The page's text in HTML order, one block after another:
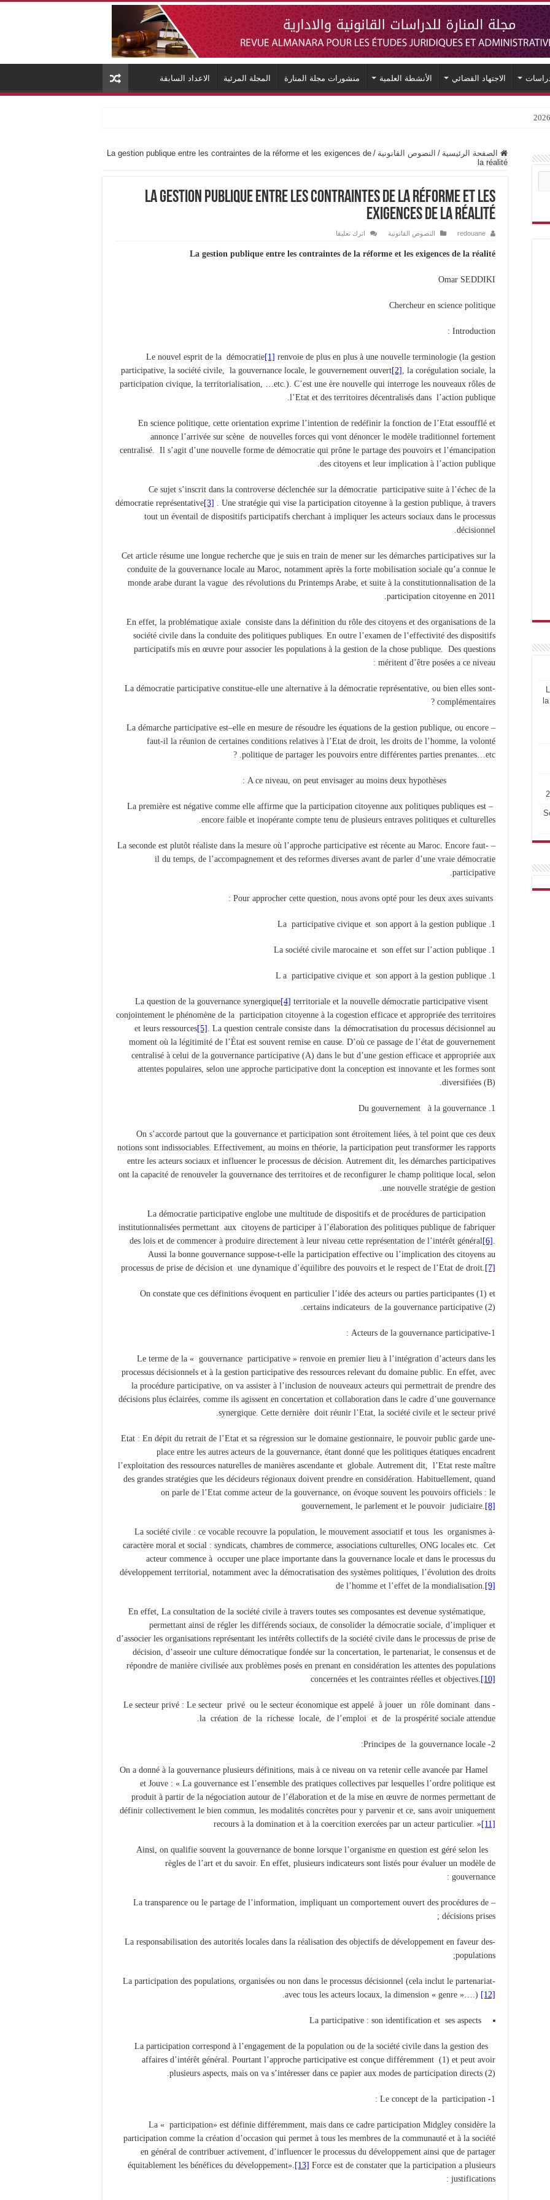
الاجتهاد القضائي الأنشطة العلمية منشورات مجلة المنارة المجلة المرئية الاعداد السابقة
الصفحة الرئيسية / النصوص القانونية /
La gestion publique entre les contraintes de la réforme et les exigences de
la réalité
La gestion publique entre les contraintes de la réforme et les
exigences de la réalité
redouane النصوص القانونية اترك تعليقا
La gestion publique entre les contraintes de la réforme et les exigences de la réalité
Omar SEDDIKI
Chercheur en science politique
Introduction :
Le nouvel esprit de la démocratie[1] renvoie de plus en plus à une nouvelle terminologie (la gestion
participative, la société civile, la gouvernance locale, le gouvernement ouvert[2]
, la corégulation sociale, la
participation civique, la territorialisation, …etc.). C’est une ère nouvelle qui interroge les nouveaux rôles de
l’Etat et des territoires décentralisés dans l’action publique.
En science politique, cette orientation exprime l’intention de redéfinir la fonction de l’Etat essoufflé et
annonce l’arrivée sur scène de nouvelles forces qui vont dénoncer le modèle traditionnel fortement
centralisé. Il s’agit d’une nouvelle forme de démocratie qui prône le partage des pouvoirs et l’émancipation
des citoyens et leur implication à l’action publique.
Ce sujet s’inscrit dans la controverse déclenchée sur la démocratie participative suite à l’échec de la
démocratie représentative[3]
. Une stratégie qui vise la participation citoyenne à la gestion publique, à travers
tout un éventail de dispositifs participatifs cherchant à impliquer les acteurs sociaux dans le processus
décisionnel.
Cet article résume une longue recherche que je suis en train de mener sur les démarches participatives sur la
conduite de la gouvernance locale au Maroc, notamment après la forte mobilisation sociale qu’a connue le
monde arabe durant la vague des révolutions du Printemps Arabe, et suite à la constitutionnalisation de la
participation citoyenne en 2011.
En effet, la problématique axiale consiste dans la définition du rôle des citoyens et des organisations de la
société civile dans la conduite des politiques publiques. En outre l’examen de l’effectivité des dispositifs
participatifs mis en œuvre pour associer les populations à la gestion de la chose publique. Des questions
méritent d’être posées a ce niveau :
-La démocratie participative constitue-elle une alternative à la démocratie représentative, ou bien elles sont
complémentaires ?
– La démarche participative est–elle en mesure de résoudre les équations de la gestion publique, ou encore
faut-il la réunion de certaines conditions relatives à l’Etat de droit, les droits de l’homme, la volonté
politique de partager les pouvoirs entre différentes parties prenantes…etc. ?
– La première est négative comme elle affirme que la participation citoyenne aux politiques publiques est
encore faible et inopérante compte tenu de plusieurs entraves politiques et culturelles.
– La seconde est plutôt réaliste dans la mesure où l’approche participative est récente au Maroc. Encore faut-
il du temps, de l’accompagnement et des reformes diverses avant de parler d’une vraie démocratie
participative.
La participative civique et son apport à la gestion publique
La société civile marocaine et son effet sur l’action publique
L a participative civique et son apport à la gestion publique
[4] territoriale et la nouvelle démocratie participative visent
conjointement le phénomène de la participation citoyenne à la cogestion efficace et appropriée des territoires
et leurs ressources[5]
. La question centrale consiste dans la démocratisation du processus décisionnel au
moment où la légitimité de l’État est souvent remise en cause. D’où ce passage de l’état de gouvernement
centralisé à celui de la gouvernance participative (A) dans le but d’une gestion efficace et appropriée aux
attentes populaires, selon une approche participative dont la conception est innovante et les formes sont
diversifiées (B).
Du gouvernement à la gouvernance
On s’accorde partout que la gouvernance et participation sont étroitement liées, à tel point que ces deux
notions sont indissociables. Effectivement, au moins en théorie, la participation peut transformer les rapports
entre les acteurs sociaux et influencer le processus de décision. Autrement dit, les démarches participatives
ont la capacité de renouveler la gouvernance des territoires et de reconfigurer le champ politique local, selon
une nouvelle stratégie de gestion.
La démocratie participative englobe une multitude de dispositifs et de procédures de participation
institutionnalisées permettant aux citoyens de participer à l’élaboration des politiques publique de fabriquer
des lois et de commencer à produire directement à leur niveau cette représentation de l’intérêt général [6]
Aussi la bonne gouvernance suppose-t-elle la participation effective ou l’implication des citoyens au
processus de prise de décision et une dynamique d’équilibre des pouvoirs et le respect de l’Etat de droit. [7]
On constate que ces définitions évoquent en particulier l’idée des acteurs ou parties participantes (1) et
certains indicateurs de la gouvernance participative (2).
1-Acteurs de la gouvernance participative :
Le terme de la « gouvernance participative » renvoie en premier lieu à l’intégration d’acteurs dans les
processus décisionnels et à la gestion participative des ressources relevant du domaine public. En effet, avec
la procédure participative, on va assister à l’inclusion de nouveaux acteurs qui permettrait de prendre des
décisions plus éclairées, comme ils agissent en concertation et collaboration dans le cadre d’une gouvernance
synergique. Cette dernière doit réunir l’Etat, la société civile et le secteur privé.
-Etat : En dépit du retrait de l’Etat et sa régression sur le domaine gestionnaire, le pouvoir public garde une
place entre les autres acteurs de la gouvernance, étant donné que les politiques étatiques encadrent
l’exploitation des ressources naturelles de manières ascendante et globale. Autrement dit, l’Etat reste maître
des grandes stratégies que les décideurs régionaux doivent prendre en considération. Habituellement, quand
on parle de l’Etat comme acteur de la gouvernance, on évoque souvent les pouvoirs officiels : le
gouvernement, le parlement et le pouvoir judiciaire. [8]
-La société civile : ce vocable recouvre la population, le mouvement associatif et tous les organismes à
caractère moral et social : syndicats, chambres de commerce, associations culturelles, ONG locales etc. Cet
acteur commence à occuper une place importante dans la gouvernance locale et dans le processus du
développement territorial, notamment avec la démocratisation des systèmes politiques, l’évolution des droits
de l’homme et l’effet de la mondialisation. [9]
En effet, La consultation de la société civile à travers toutes ses composantes est devenue systématique,
permettant ainsi de régler les différends sociaux, de consolider la démocratie sociale, d’impliquer et
d’associer les organisations représentant les intérêts collectifs de la société civile dans le processus de prise de
décision, d’asseoir une culture démocratique fondée sur la concertation, le partenariat, le consensus et de
répondre de manière civilisée aux problèmes posés en prenant en considération les attentes des populations
concernées et les contraintes réelles et objectives. [10]
-Le secteur privé : Le secteur privé ou le secteur économique est appelé à jouer un rôle dominant dans
la création de la richesse locale, de l’emploi et de la prospérité sociale attendue.
2- Principes de la gouvernance locale:
On a donné à la gouvernance plusieurs définitions, mais à ce niveau on va retenir celle avancée par Hamel
et Jouve : « La gouvernance est l’ensemble des pratiques collectives par lesquelles l’ordre politique est
produit à partir de la négociation autour de l’élaboration et de la mise en œuvre de normes permettant de
définir collectivement le bien commun, les modalités concrètes pour y parvenir et ce, sans avoir uniquement
recours à la domination et à la coercition exercées par un acteur particulier. »[11]
Ainsi, on qualifie souvent la gouvernance de bonne lorsque l’organisme en question est géré selon les
règles de l’art et du savoir. En effet, plusieurs indicateurs sont listés pour évaluer un modèle de
gouvernance :
– La transparence ou le partage de l’information, impliquant un comportement ouvert des procédures de
décisions prises ;
-La responsabilisation des autorités locales dans la réalisation des objectifs de développement en faveur des
populations;
-La participation des populations, organisées ou non dans le processus décisionnel (cela inclut le partenariat
avec tous les acteurs locaux, la dimension « genre »….) [12]
La participation correspond à l’engagement de la population ou de la société civile dans la gestion des
affaires d’intérêt général. Pourtant l’approche participative est conçue différemment (1) et peut avoir
plusieurs aspects, mais on va s’intéresser dans ce papier aux modes de participation directs (2).
1- Le concept de la participation :
La « participation» est définie différemment, mais dans ce cadre participation Midgley considère la
participation comme la création d’occasion qui permet à tous les membres de la communauté et à la société
en général de contribuer activement, d’influencer le processus du développement ainsi que de partager
équitablement les bénéfices du développement». [13] Force est de constater que la participation a plusieurs
justifications :